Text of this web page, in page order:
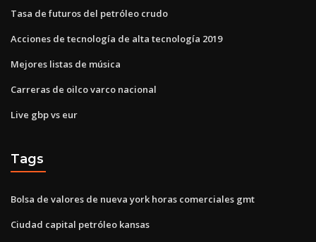
Tasa de futuros del petróleo crudo
Acciones de tecnología de alta tecnología 2019
Mejores listas de música
Carreras de oilco varco nacional
Live gbp vs eur
Tags
Bolsa de valores de nueva york horas comerciales gmt
Ciudad capital petróleo kansas